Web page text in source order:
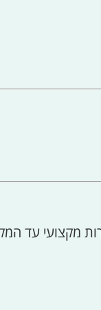
מקצועי עד